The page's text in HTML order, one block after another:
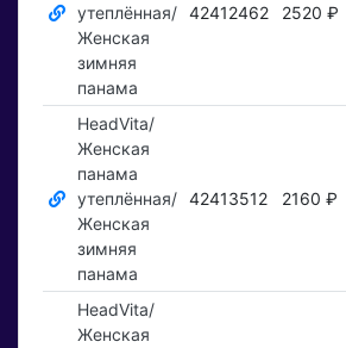
утеплённая/
Женская
зимняя
панама
42412462 2520 ₽
HeadVita/
Женская
панама
утеплённая/
Женская
зимняя
панама
42413512 2160 ₽
HeadVita/
Женская